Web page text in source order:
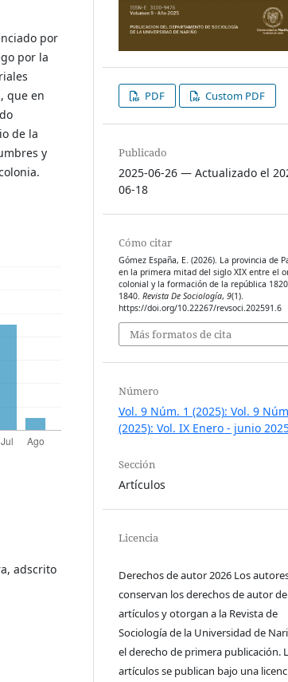
por
por la
que en
de la
y
adscrito
PDF Custom PDF
Publicado
2025-06-26 — Actualizado el
06-18
Cómo citar
Gómez España, E. (2026). La provincia de
en la primera mitad del siglo XIX entre el
colonial y la formación de la república
1840. Revista De Sociología, 9(1).
https://doi.org/10.22267/revsoci.202591.6
Más formatos de cita
Número
Vol. 9 Núm. 1 (2025): Vol. 9
(2025): Vol. IX Enero - junio
Sección
Artículos
Licencia
Derechos de autor 2026 Los
conservan los derechos de autor
artículos y otorgan a la Revista de
Sociología de la Universidad de
el derecho de primera publicación.
artículos se publican bajo una